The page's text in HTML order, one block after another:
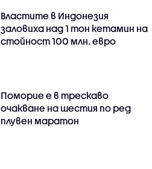
Властите в Индонезия
заловиха над 1 тон кетамин на
стойност 100 млн. евро
Поморие е в трескаво
очакване на шестия по ред
плувен маратон